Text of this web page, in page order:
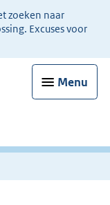
zoeken naar
Excuses voor
Menu